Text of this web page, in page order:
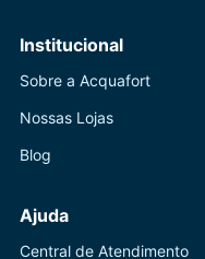
Institucional
Sobre a Acquafort
Nossas Lojas
Blog
Ajuda
Central de Atendimento